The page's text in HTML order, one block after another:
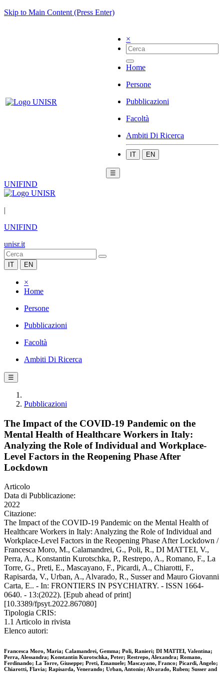
Skip to Main Content (Press Enter)
×
Home
Persone
Pubblicazioni
Facoltà
Ambiti Di Ricerca
IT EN
☰
UNIFIND
|
UNIFIND
unisr.it
IT EN
×
Home
Persone
Pubblicazioni
Facoltà
Ambiti Di Ricerca
☰
Pubblicazioni
The Impact of the COVID-19 Pandemic on the
Mental Health of Healthcare Workers in Italy:
Analyzing the Role of Individual and Workplace-
Level Factors in the Reopening Phase After
Lockdown
Articolo
Data di Pubblicazione:
2022
Citazione:
The Impact of the COVID-19 Pandemic on the Mental Health of
Healthcare Workers in Italy: Analyzing the Role of Individual and
Workplace-Level Factors in the Reopening Phase After Lockdown /
Francesca Moro, M., Calamandrei, G., Poli, R., DI MATTEI, V.,
Perra, A., Konstantin Kurotschka, P., Restrepo, A., Romano, F., La
Torre, G., Preti, E., Mascayano, F., Picardi, A., Chiarotti, F.,
Rapisarda, V., Urban, A., Alvarado, R., Susser and Mauro Giovanni
Carta, E.. - In: FRONTIERS IN PSYCHIATRY. - ISSN 1664-
0640. - 13:(2022). [Epub ahead of print]
[10.3389/fpsyt.2022.867080]
Tipologia CRIS:
1.1 Articolo in rivista
Elenco autori:
Francesca Moro, Maria; Calamandrei, Gemma; Poli, Ranieri; DI MATTEI, Valentina;
Perra, Alessandra; Konstantin Kurotschka, Peter; Restrepo, Alexandra; Romano,
Ferdinando; La Torre, Giuseppe; Preti, Emanuele; Mascayano, Franco; Picardi, Angelo;
Chiarotti, Flavia; Rapisarda, Venerando; Urban, Antonio; Alvarado, Ruben; Susser and